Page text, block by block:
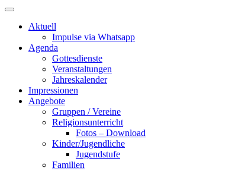
Aktuell
Impulse via Whatsapp
Agenda
Gottesdienste
Veranstaltungen
Jahreskalender
Impressionen
Angebote
Gruppen / Vereine
Religionsunterricht
Fotos – Download
Kinder/Jugendliche
Jugendstufe
Familien